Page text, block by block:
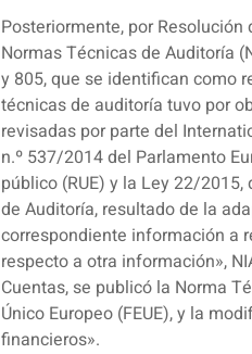
Posteriormente, por
Normas Técnicas de Auditoría
y 805, que se identifican como
técnicas de auditoría tuvo por
revisadas por parte del
n.º 537/2014 del Parlamento
público (RUE) y la Ley 22/
de Auditoría, resultado de la
correspondiente información a
respecto a otra información»,
Cuentas, se publicó la Norma
Único Europeo (FEUE), y la
financieros».